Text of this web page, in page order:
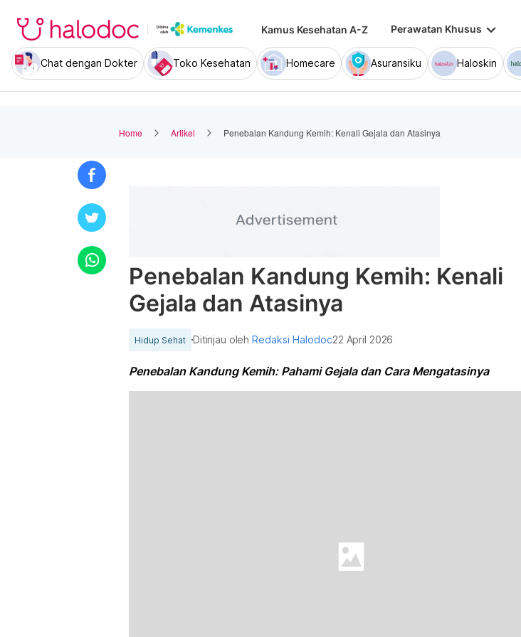
Kamus Kesehatan A-Z Perawatan Khusus keyboard_arrow_down
Chat dengan Dokter Toko Kesehatan Homecare Asuransiku Haloskin
Home Artikel Penebalan Kandung Kemih: Kenali Gejala dan Atasinya
Penebalan Kandung Kemih: Kenali
Gejala dan Atasinya
Hidup Sehat Ditinjau olehRedaksi Halodoc22 April 2026
Penebalan Kandung Kemih: Pahami Gejala dan Cara Mengatasinya